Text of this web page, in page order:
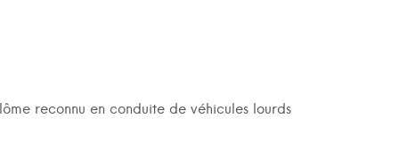
reconnu en conduite de véhicules lourds